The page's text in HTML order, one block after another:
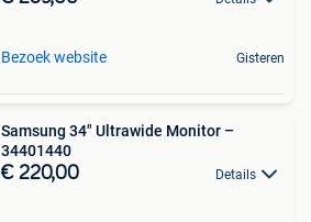
Bezoek website Gisteren
Samsung 34" Ultrawide Monitor –
34401440
€ 220,00 Details